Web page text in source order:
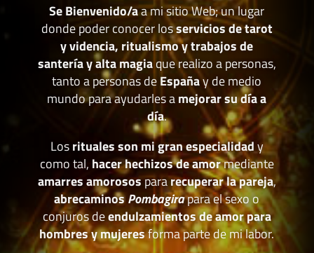
Se Bienvenido/aa mi sitio Web; un lugar
donde poder conocer losservicios de tarot
y videncia, ritualismo y trabajos de
santería y alta magiaque realizo a personas,
tanto a personas deEspañay de medio
mundo para ayudarles amejorar su día a
día.
Losrituales son mi gran especialidady
como tal, hacer hechizos de amormediante
amarres amorosospararecuperar la pareja,
abrecaminosPombagirapara el sexo o
conjuros deendulzamientos de amor para
hombres y mujeresforma parte de mi labor.